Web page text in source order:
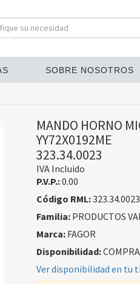
SOBRE NOSOTROS
MANDO HORNO
YY72X0192ME
323.34.0023
IVA Incluido
P.V.P.:0.00
Código RML:323.34.0023
Familia:PRODUCTOS
Marca:FAGOR
Disponibilidad:
Ver disponibilidad en tu